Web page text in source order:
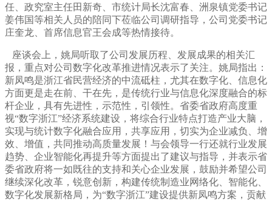
任、政究室主任田新奇、市统计局长沈富春、洲泉镇党委书记
姜伟国等相关人员的陪同下莅临公司调研指导，公司党委书记
庄奎龙、首席信息官王会成等热情接待。
座谈会上，姚局听取了公司发展历程、发展成果的相关汇
报，重点对公司数字化改革推进情况表示了关注。姚局指出：
新凤鸣是浙江省民营经济的中流砥柱，尤其在数字化、信息化
方面更是走在前、干在先，是传统行业与信息化深度融合的标
杆企业，具有先进性，示范性，引领性。省委省政府高度重
视“数字浙江”经济系统建设，将综合行业特点打造产业大脑，
实现与统计数字化融合应用，共享应用，切实为企业减负、增
效、增值，共同推动高质量发展！与会领导一行还就行业发展
趋势、企业智能化再提升等方面提出了建议与指导，并表示省
委省政府将一如既往的支持和关心企业发展，鼓励并希望公司
继续深化改革，锐意创新，构建传统制造业网络化、智能化、
数字化发展新格局，为“数字浙江”建设提供新凤鸣方案，贡献